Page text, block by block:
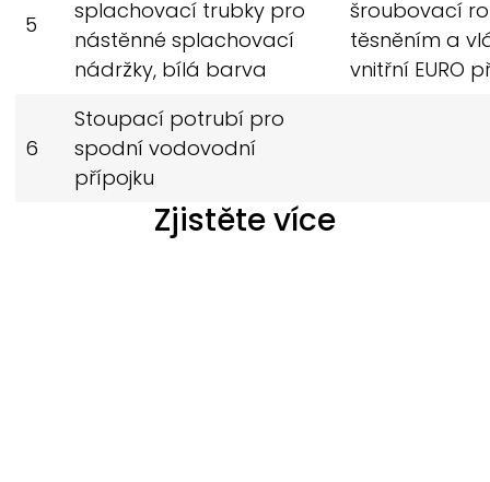
5
splachovací trubky pro
nástěnné splachovací
nádržky, bílá barva
šroubovací
těsněním a
vnitřní EURO
6
Stoupací potrubí pro
spodní vodovodní
přípojku
Zjistěte více